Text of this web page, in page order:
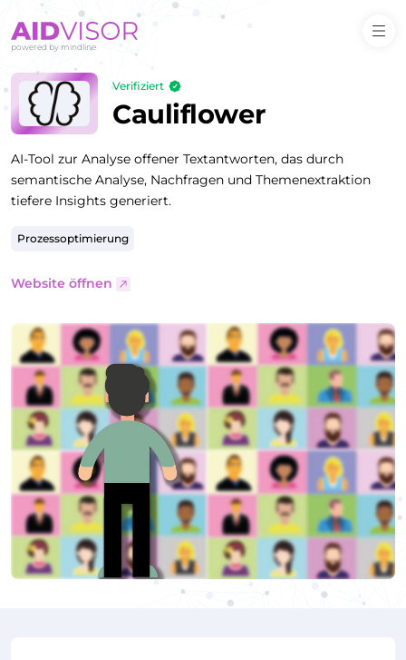
Verifiziert
Cauliflower
AI-Tool zur Analyse offener Textantworten, das durch
semantische Analyse, Nachfragen und Themenextraktion
tiefere Insights generiert.
Prozessoptimierung
Website öffnen